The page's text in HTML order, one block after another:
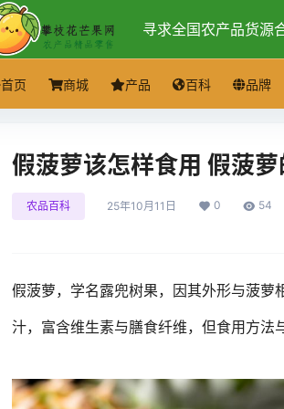
寻求全国农产品货源
首页 商城 产品 百科 品牌
假菠萝该怎样食用 假菠
农品百科 25年10月11日 0 54
假菠萝，学名露兜树果，因其外形与菠
汁，富含维生素与膳食纤维，但食用方